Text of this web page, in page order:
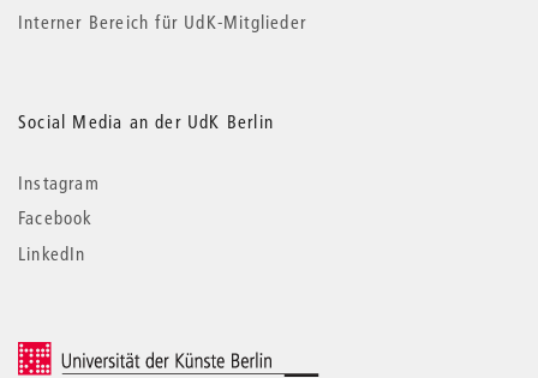
Interner Bereich für UdK-Mitglieder
Social Media an der UdK Berlin
Instagram
Facebook
LinkedIn
© 2026 Universität der Künste Berlin